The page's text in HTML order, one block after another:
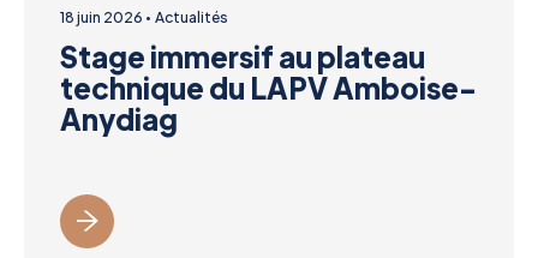
18 juin 2026 Actualités
Stage immersif au plateau
technique du LAPV Amboise-
Anydiag